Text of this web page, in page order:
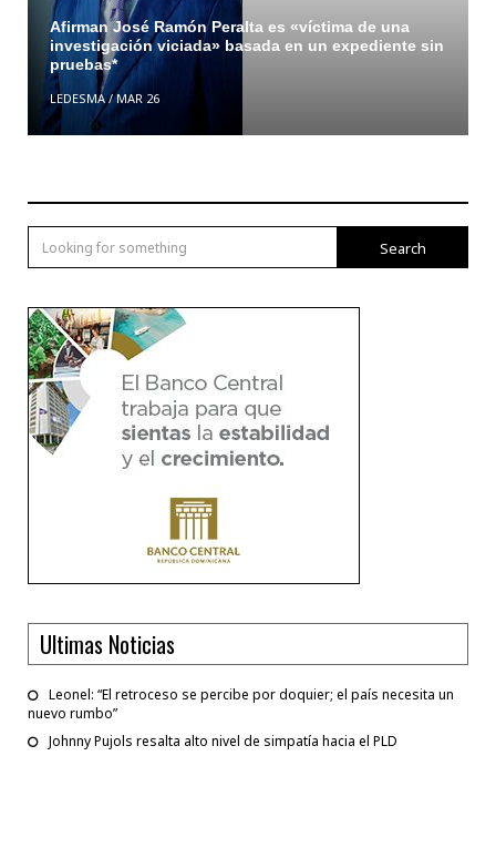
Afirman José Ramón Peralta es «víctima de una
investigación viciada» basada en un expediente sin
pruebas*
LEDESMA/MAR 26
Search
Ultimas Noticias
Leonel: “El retroceso se percibe por doquier; el país necesita un
nuevo rumbo”
Johnny Pujols resalta alto nivel de simpatía hacia el PLD